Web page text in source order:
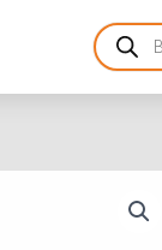
search